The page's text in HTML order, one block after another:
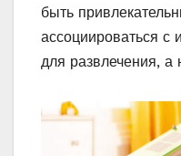
быть
ассоциироваться с
для развлечения, а